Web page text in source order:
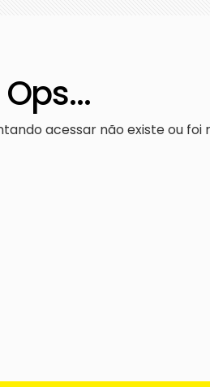
Ops...
acessar não existe ou foi